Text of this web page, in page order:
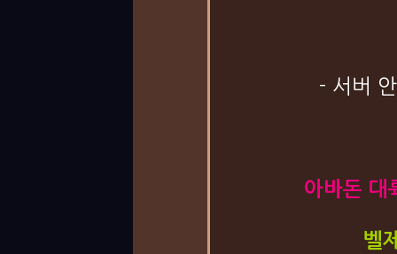
- 서버
아바돈 대
벨